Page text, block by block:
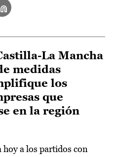
La Mancha
medidas
los
que
en la región
a los partidos con